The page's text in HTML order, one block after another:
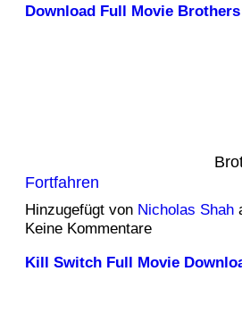
Download Full Movie
Fortfahren
Hinzugefügt von Nicholas Shah
Keine Kommentare
Kill Switch Full Movie